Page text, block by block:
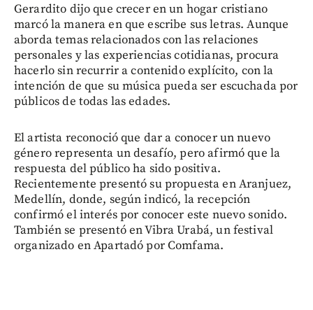
Gerardito dijo que crecer en un hogar cristiano
marcó la manera en que escribe sus letras. Aunque
aborda temas relacionados con las relaciones
personales y las experiencias cotidianas, procura
hacerlo sin recurrir a contenido explícito, con la
intención de que su música pueda ser escuchada por
públicos de todas las edades.
El artista reconoció que dar a conocer un nuevo
género representa un desafío, pero afirmó que la
respuesta del público ha sido positiva.
Recientemente presentó su propuesta en Aranjuez,
Medellín, donde, según indicó, la recepción
confirmó el interés por conocer este nuevo sonido.
También se presentó en Vibra Urabá, un festival
organizado en Apartadó por Comfama.